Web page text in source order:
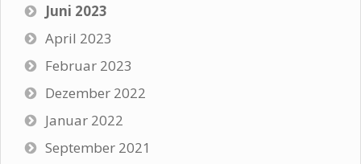
Juni 2023
April 2023
Februar 2023
Dezember 2022
Januar 2022
September 2021